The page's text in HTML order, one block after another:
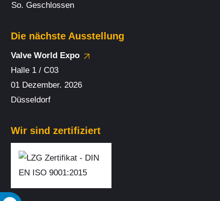
So. Geschlossen
Die nächste Ausstellung
Valve World Expo
Halle 1 / C03
01 Dezember. 2026
Düsseldorf
Wir sind zertifiziert